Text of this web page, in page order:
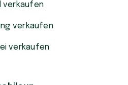
verkaufen
verkaufen
verkaufen